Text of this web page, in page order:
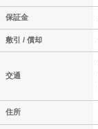
保証金
敷引 / 償却
交通
住所